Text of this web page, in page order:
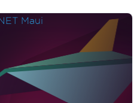
de texto sejam
possível.